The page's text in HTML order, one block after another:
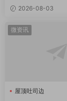
2026-08-03
微资讯
屋顶吐司边